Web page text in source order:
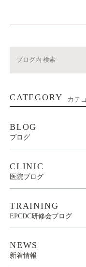
CATEGORY カテ
BLOG
ブログ
CLINIC
医院ブログ
TRAINING
EPCDC研修会ブログ
NEWS
新着情報